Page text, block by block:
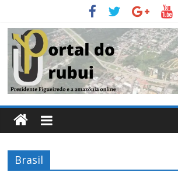
conteúdo
Portal
Do
Urubui
Brasil